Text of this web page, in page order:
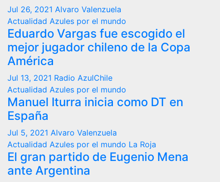
Jul 26, 2021 Alvaro Valenzuela
Actualidad Azules por el mundo
Eduardo Vargas fue escogido el
mejor jugador chileno de la Copa
América
Jul 13, 2021 Radio AzulChile
Actualidad Azules por el mundo
Manuel Iturra inicia como DT en
España
Jul 5, 2021 Alvaro Valenzuela
Actualidad Azules por el mundo La Roja
El gran partido de Eugenio Mena
ante Argentina